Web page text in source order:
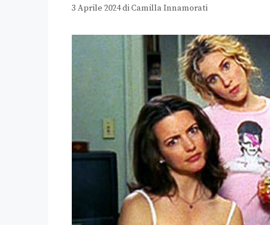
3 Aprile 2024diCamilla Innamorati